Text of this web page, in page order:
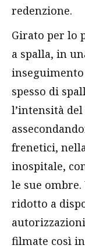
redenzione.
Girato per lo
a spalla, in
spesso di
l’intensità
frenetici,
inospitale,
le sue
ridotto a
filmate così